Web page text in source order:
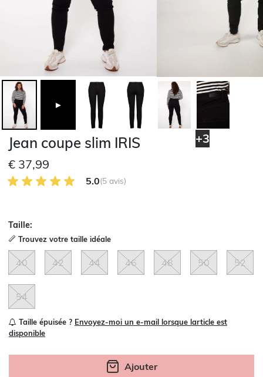
►
+3
Jean coupe slim IRIS
€ 37,99
5.0 sur 5 avis des clients
5.0(5 avis)
Taille:
Trouvez votre taille idéale
40 42 44 46 48 50 52
54
Taille épuisée ? Envoyez-moi un e-mail lorsque larticle est
disponible
Ajouter